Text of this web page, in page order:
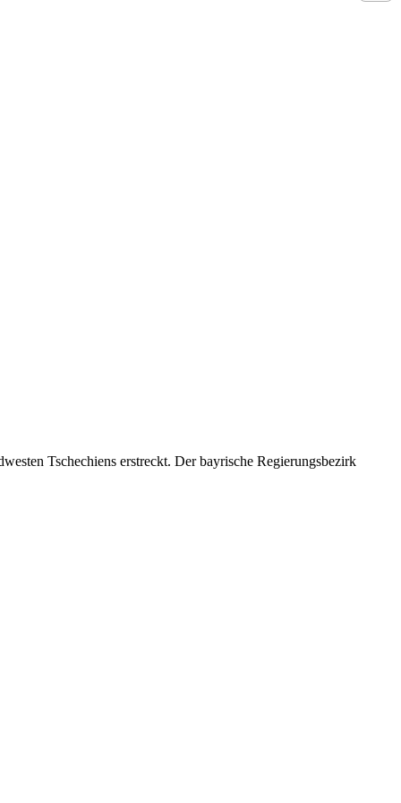
Tschechiens erstreckt. Der bayrische Regierungsbezirk